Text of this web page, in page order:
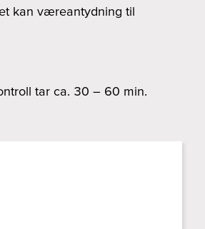
kan væreantydning til
tar ca. 30 – 60 min.